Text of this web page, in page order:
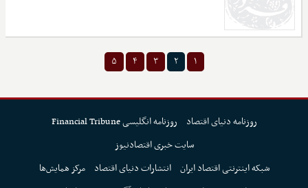
۱ ۲ ۳ ۴ ۵
روزنامه دنیای اقتصاد
روزنامه انگلیسی Financial Tribune
سایت خبری اقتصادنیوز
شبکه اینترنتی اقتصاد ایران انتشارات دنیای اقتصاد
مرکز همایش‌ها